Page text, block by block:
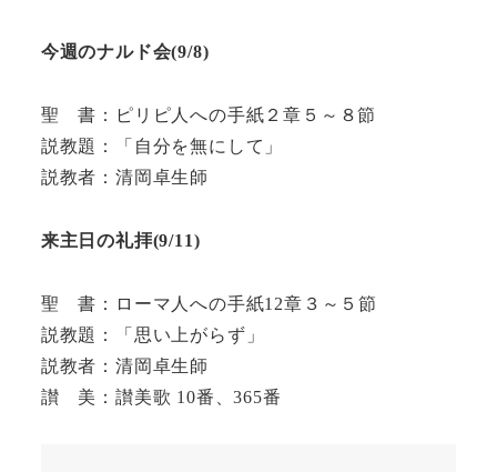
今週のナルド会(9/8)
聖 書：ピリピ人への手紙２章５～８節
説教題：「自分を無にして」
説教者：清岡卓生師
来主日の礼拝(9/11)
聖 書：ローマ人への手紙12章３～５節
説教題：「思い上がらず」
説教者：清岡卓生師
讃 美：讃美歌 10番、365番